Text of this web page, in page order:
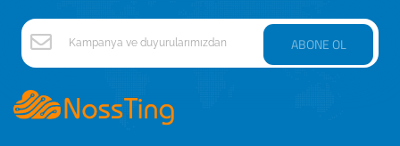
ABONE OL